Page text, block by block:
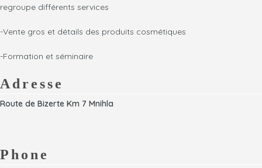
regroupe différents services
-Vente gros et détails des produits cosmétiques
-Formation et séminaire
Adresse
Route de Bizerte Km 7 Mnihla
Phone